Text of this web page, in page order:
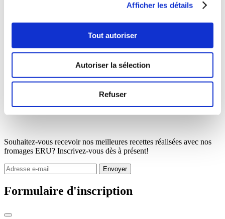
Afficher les détails
Tout autoriser
Autoriser la sélection
Refuser
Souhaitez-vous recevoir nos meilleures recettes réalisées avec nos
fromages ERU? Inscrivez-vous dès à présent!
Envoyer
Formulaire d'inscription